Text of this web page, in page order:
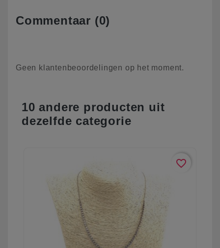
Commentaar (0)
Geen klantenbeoordelingen op het moment.
10 andere producten uit
dezelfde categorie
favorite_border